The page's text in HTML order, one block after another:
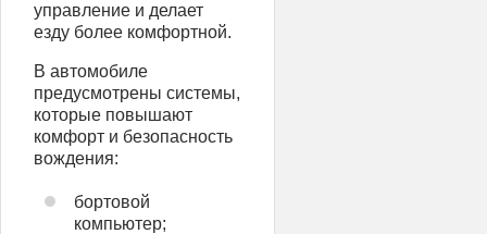
управление и делает
езду более комфортной.
В автомобиле
предусмотрены системы,
которые повышают
комфорт и безопасность
вождения:
бортовой
компьютер;